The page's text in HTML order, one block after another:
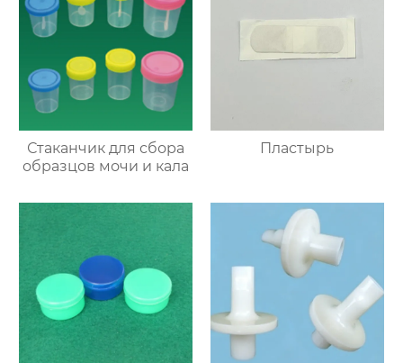
Стаканчик для сбора
образцов мочи и кала
Пластырь